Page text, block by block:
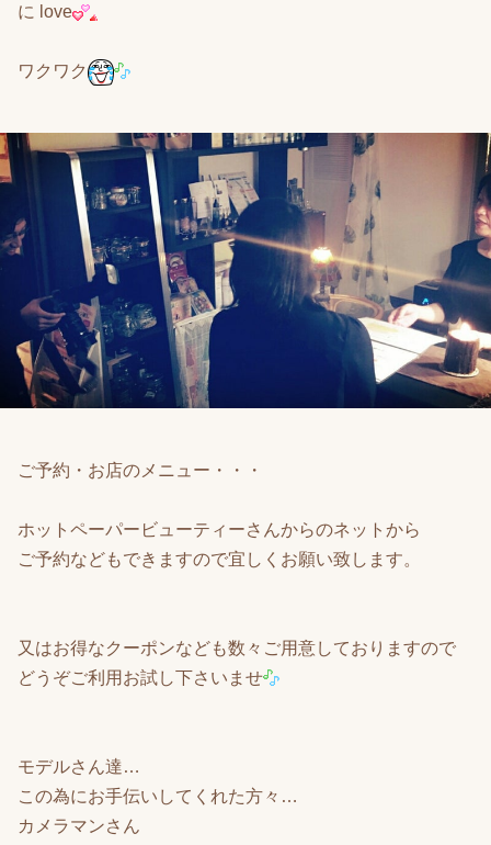
に love
ワクワク
ご予約・お店のメニュー・・・
ホットペーパービューティーさんからのネットから
ご予約などもできますので宜しくお願い致します。
又はお得なクーポンなども数々ご用意しておりますので
どうぞご利用お試し下さいませ
モデルさん達…
この為にお手伝いしてくれた方々…
カメラマンさん